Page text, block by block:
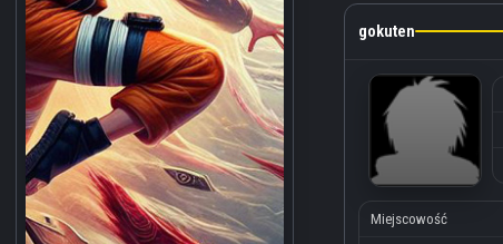
gokuten
Miejscowość